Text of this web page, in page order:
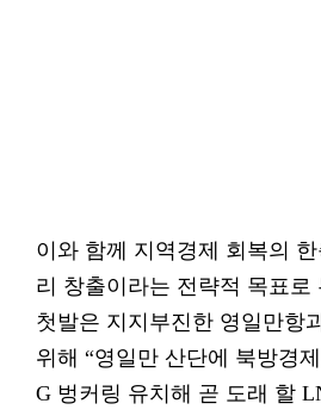
이와 함께 지역경제 회복의
리 창출이라는 전략적 목표로
첫발은 지지부진한 영일만항
위해 “영일만 산단에 북방경
G 벙커링 유치해 곧 도래 할